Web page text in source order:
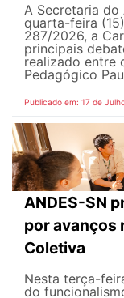
A Secretaria do
quarta-feira
287/2026, a
principais
realizado entre
Pedagógico
Publicado em: 17 de
ANDES-SN
por avanços
Coletiva
Nesta terça-
do